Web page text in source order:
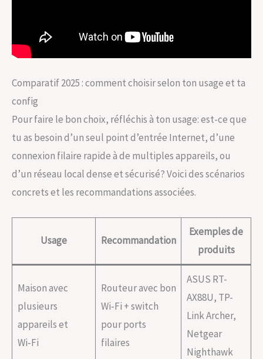
Comparatif 2025 : comment choisir selon ton usage et ta
config
Pour faire le bon choix, réfléchis à ton usage: est-ce que
tu as besoin d’un seul point d’entrée Internet, d’une
connexion filaire rapide à de multiples appareils, ou
d’un réseau local dense et sécurisé? Voici des scénarios
concrets et les recommandations associées.
Usage Recommandation
Exemples de
produits
Maison avec
plusieurs
appareils et
Wi‑Fi
Routeur avec bon
Wi‑Fi + switch
pour ports
filaires
ASUS RT-
AX88U, TP-
Link Archer,
Netgear
Nighthawk